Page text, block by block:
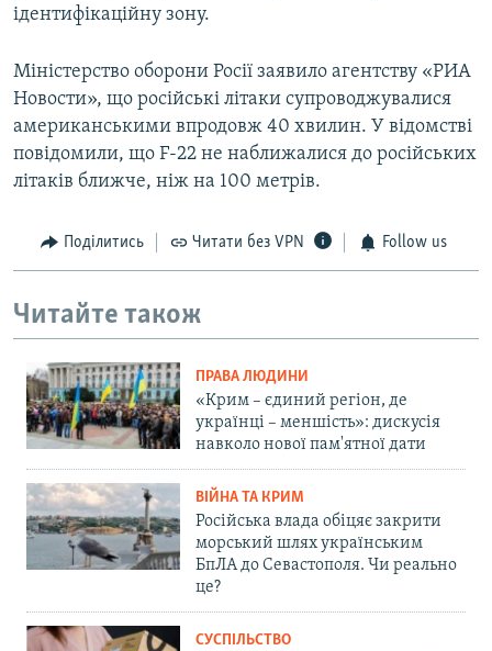
ідентифікаційну зону.
Міністерство оборони Росії заявило агентству «РИА
Новости», що російські літаки супроводжувалися
американськими впродовж 40 хвилин. У відомстві
повідомили, що F-22 не наближалися до російських
літаків ближче, ніж на 100 метрів.
Поділитись Читати без VPN Follow us
Читайте також
ПРАВА ЛЮДИНИ
«Крим – єдиний регіон, де
українці – меншість»: дискусія
навколо нової пам'ятної дати
ВІЙНА ТА КРИМ
Російська влада обіцяє закрити
морський шлях українським
БпЛА до Севастополя. Чи реально
це?
СУСПІЛЬСТВО